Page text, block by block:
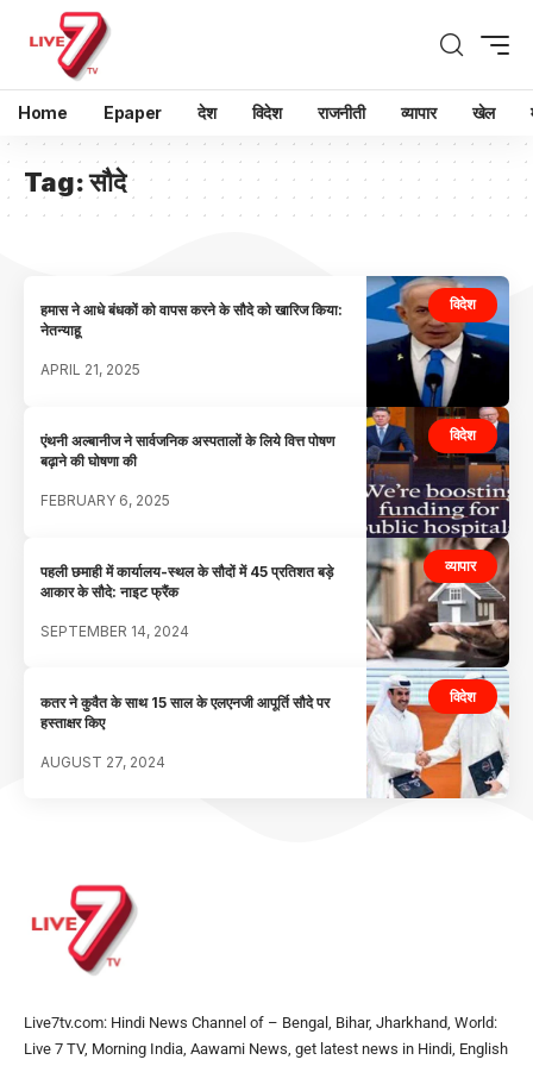
Home Epaper देश विदेश राजनीती व्यापार खेल
Tag:सौदे
विदेश
हमास ने आधे बंधकों को वापस करने के सौदे को खारिज किया:
नेतन्याहू
APRIL 21, 2025
विदेश
एंथनी अल्बानीज ने सार्वजनिक अस्पतालों के लिये वित्त पोषण
बढ़ाने की घोषणा की
FEBRUARY 6, 2025
व्यापार
पहली छमाही में कार्यालय-स्थल के सौदों में 45 प्रतिशत बड़े
आकार के सौदे: नाइट फ्रैंक
SEPTEMBER 14, 2024
विदेश
कतर ने कुवैत के साथ 15 साल के एलएनजी आपूर्ति सौदे पर
हस्ताक्षर किए
AUGUST 27, 2024
Live7tv.com: Hindi News Channel of – Bengal, Bihar, Jharkhand, World:
Live 7 TV, Morning India, Aawami News, get latest news in Hindi, English